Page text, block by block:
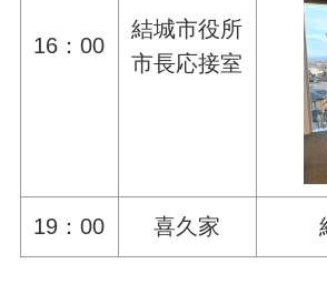
16：00
結城市役所
市長応接室
19：00 喜久家